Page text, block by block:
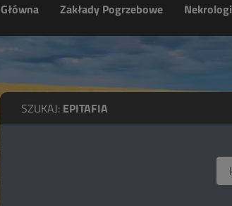
Główna Zakłady Pogrzebowe Nekrologi
SZUKAJ: EPITAFIA